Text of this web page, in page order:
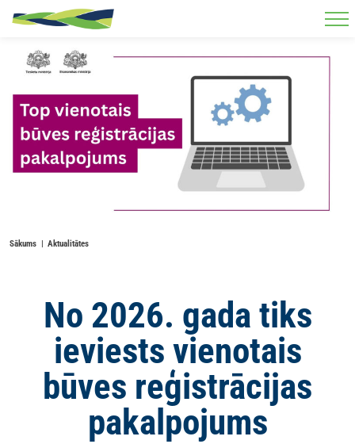
Skip to main content
Sākums Aktualitātes
No 2026. gada tiks
ieviests vienotais
būves reģistrācijas
pakalpojums